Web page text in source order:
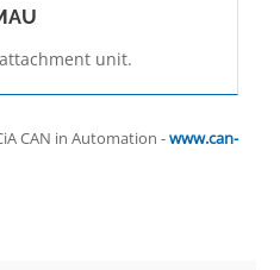
unit.
CAN in Automation -www.can-